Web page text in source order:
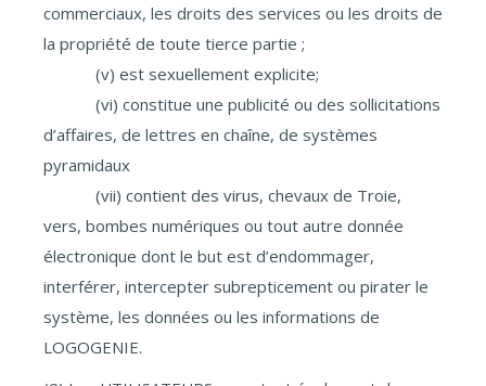
commerciaux, les droits des services ou les droits de
la propriété de toute tierce partie ;
(v) est sexuellement explicite;
(vi) constitue une publicité ou des sollicitations
d’affaires, de lettres en chaîne, de systèmes
pyramidaux
(vii) contient des virus, chevaux de Troie,
vers, bombes numériques ou tout autre donnée
électronique dont le but est d’endommager,
interférer, intercepter subrepticement ou pirater le
système, les données ou les informations de
LOGOGENIE.